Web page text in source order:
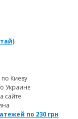
Киеву
Украине
сайте
по 230 грн